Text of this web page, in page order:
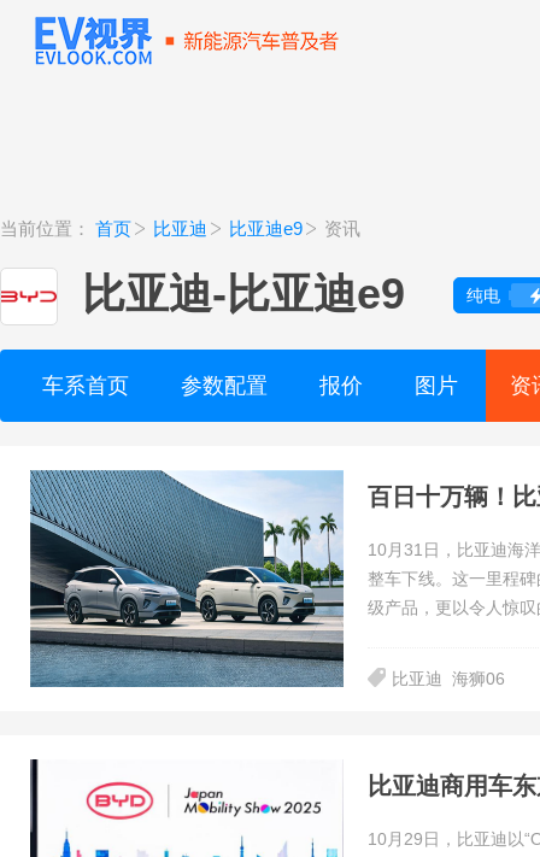
当前位置： 首页 比亚迪 比亚迪e9 资讯
比亚迪-比亚迪e9 纯电
车系首页 参数配置 报价 图片 资
10月31日，比亚迪海
整车下线。这一里程
级产品，更以令人惊叹
比亚迪 海狮06
比亚迪商用车
10月29日，比亚迪以